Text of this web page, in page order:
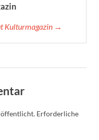
Kulturmagazin →
Erforderliche